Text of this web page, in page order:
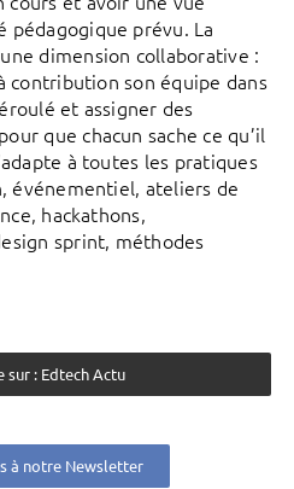
pédagogique prévu. La
dimension collaborative :
contribution son équipe dans
et assigner des
que chacun sache ce qu’il
à toutes les pratiques
événementiel, ateliers de
hackathons,
sprint, méthodes
sur : Edtech Actu
à notre Newsletter